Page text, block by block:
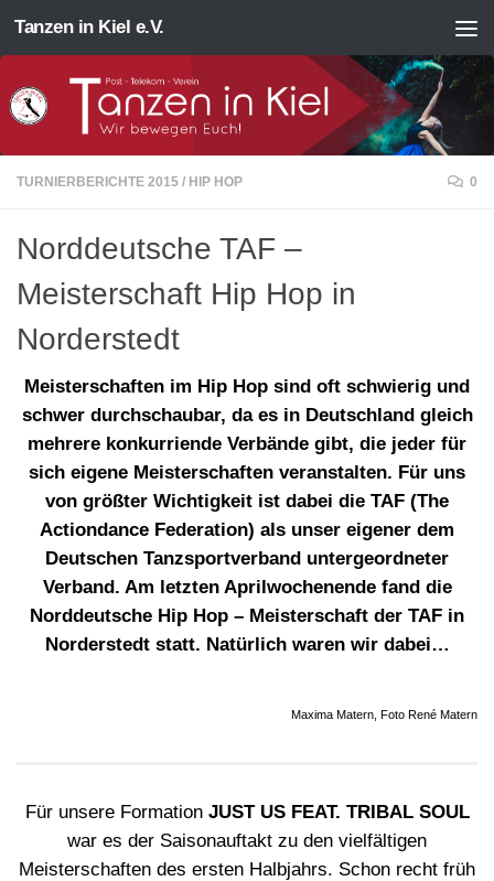
Zum Inhalt springen
Tanzen in Kiel e.V.
TURNIERBERICHTE 2015 / HIP HOP 0
Norddeutsche TAF –
Meisterschaft Hip Hop in
Norderstedt
Meisterschaften im Hip Hop sind oft schwierig und
schwer durchschaubar, da es in Deutschland gleich
mehrere konkurriende Verbände gibt, die jeder für
sich eigene Meisterschaften veranstalten. Für uns
von größter Wichtigkeit ist dabei die TAF (The
Actiondance Federation) als unser eigener dem
Deutschen Tanzsportverband untergeordneter
Verband. Am letzten Aprilwochenende fand die
Norddeutsche Hip Hop – Meisterschaft der TAF in
Norderstedt statt. Natürlich waren wir dabei…
Maxima Matern, Foto René Matern
Für unsere FormationJUST US FEAT. TRIBAL SOUL
war es der Saisonauftakt zu den vielfältigen
Meisterschaften des ersten Halbjahrs. Schon recht früh